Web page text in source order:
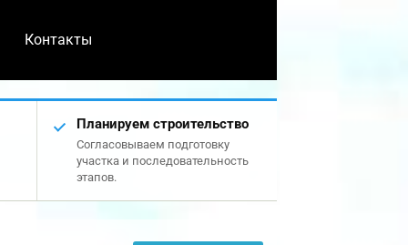
Контакты
Планируем строительство
Согласовываем подготовку
участка и последовательность
этапов.